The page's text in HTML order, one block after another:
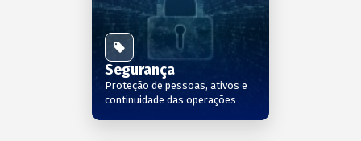
Segurança
Proteção de pessoas, ativos e
continuidade das operações